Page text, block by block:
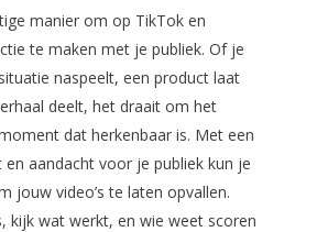
manier om op TikTok en
te maken met je publiek. Of je
naspeelt, een product laat
deelt, het draait om het
dat herkenbaar is. Met een
aandacht voor je publiek kun je
jouw video’s te laten opvallen.
kijk wat werkt, en wie weet scoren